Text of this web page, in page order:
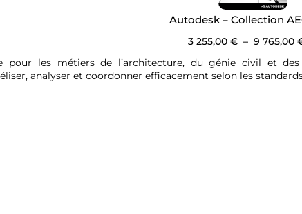
Autodesk – Collection
3 255,00 € – 9 765,00
pour les métiers de l’architecture, du génie civil et
analyser et coordonner efficacement selon les